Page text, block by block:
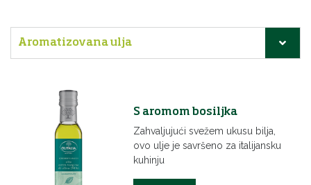
Aromatizovana ulja
S aromom bosiljka
Zahvaljujući svežem ukusu bilja,
ovo ulje je savršeno za italijansku
kuhinju